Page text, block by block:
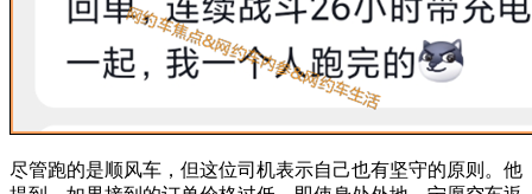
尽管跑的是顺风车，但这位司机表示自己也有坚守的原则。他